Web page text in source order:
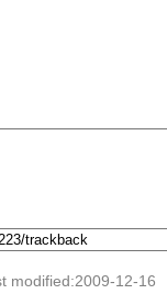
modified:2009-12-16